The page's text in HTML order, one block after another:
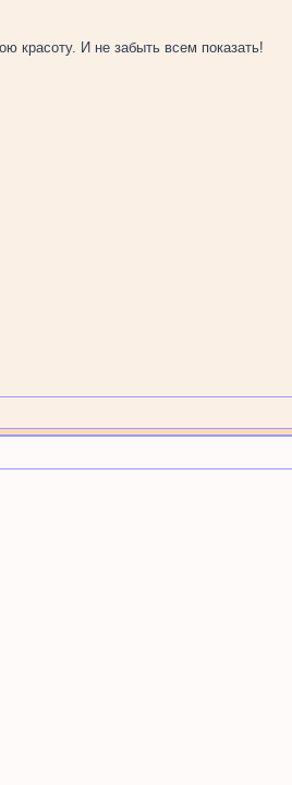
красоту. И не забыть всем показать!